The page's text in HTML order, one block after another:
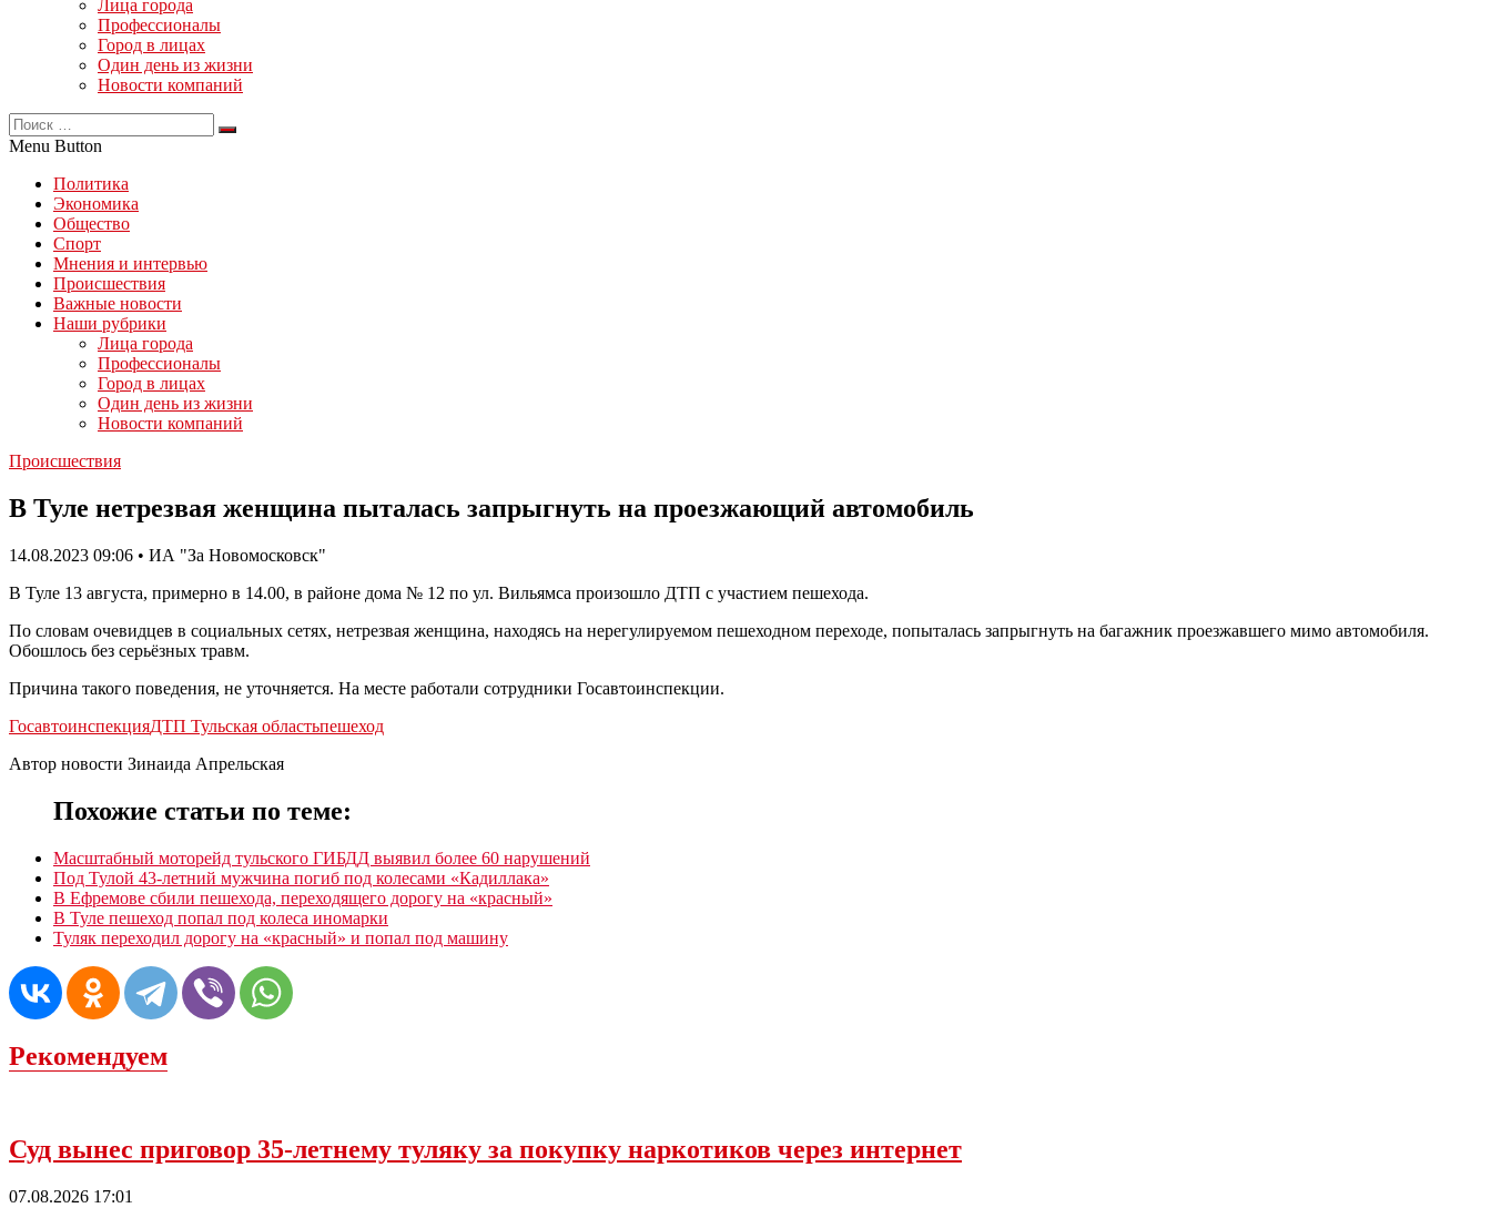
Лица города
Профессионалы
Город в лицах
Один день из жизни
Новости компаний
Menu Button
Политика
Экономика
Общество
Спорт
Мнения и интервью
Происшествия
Важные новости
Наши рубрики
Лица города
Профессионалы
Город в лицах
Один день из жизни
Новости компаний
Происшествия
В Туле нетрезвая женщина пыталась запрыгнуть на проезжающий автомобиль
14.08.2023 09:06 • ИА "За Новомосковск"
В Туле 13 августа, примерно в 14.00, в районе дома № 12 по ул. Вильямса произошло ДТП с участием пешехода.
По словам очевидцев в социальных сетях, нетрезвая женщина, находясь на нерегулируемом пешеходном переходе, попыталась запрыгнуть на багажник проезжавшего мимо автомобиля.
Обошлось без серьёзных травм.
Причина такого поведения, не уточняется. На месте работали сотрудники Госавтоинспекции.
ГосавтоинспекцияДТП Тульская областьпешеход
Автор новости Зинаида Апрельская
Похожие статьи по теме:
Масштабный моторейд тульского ГИБДД выявил более 60 нарушений
Под Тулой 43-летний мужчина погиб под колесами «Кадиллака»
В Ефремове сбили пешехода, переходящего дорогу на «красный»
В Туле пешеход попал под колеса иномарки
Туляк переходил дорогу на «красный» и попал под машину
Рекомендуем
Суд вынес приговор 35-летнему туляку за покупку наркотиков через интернет
07.08.2026 17:01